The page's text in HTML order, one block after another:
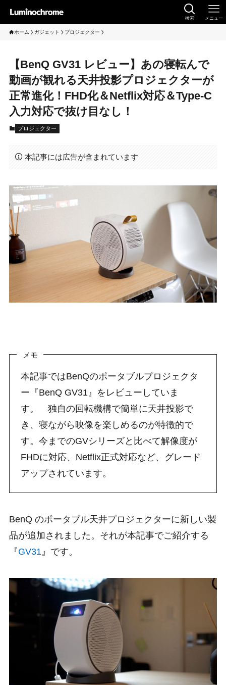
検索 メニュー
ホーム ガジェット プロジェクター
【BenQ GV31 レビュー】あの寝転んで
動画が観れる天井投影プロジェクターが
正常進化！FHD化＆Netflix対応＆Type-C
入力対応で抜け目なし！
プロジェクター
本記事には広告が含まれています
メモ
本記事ではBenQのポータブルプロジェクタ
ー『BenQ GV31』をレビューしていま
す。 独自の回転機構で簡単に天井投影で
き、寝ながら映像を楽しめるのが特徴的で
す。今までのGVシリーズと比べて解像度が
FHDに対応、Netflix正式対応など、グレード
アップされています。
BenQ のポータブル天井プロジェクターに新しい製
品が追加されました。それが本記事でご紹介する
『GV31 』です。